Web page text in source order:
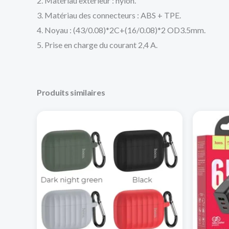
3. Matériau des connecteurs : ABS + TPE.
4. Noyau : (43/0.08)*2C+(16/0.08)*2 OD3.5mm.
5. Prise en charge du courant 2,4 A.
Produits similaires
produit
plusieurs
variations.
Les
options
peuvent